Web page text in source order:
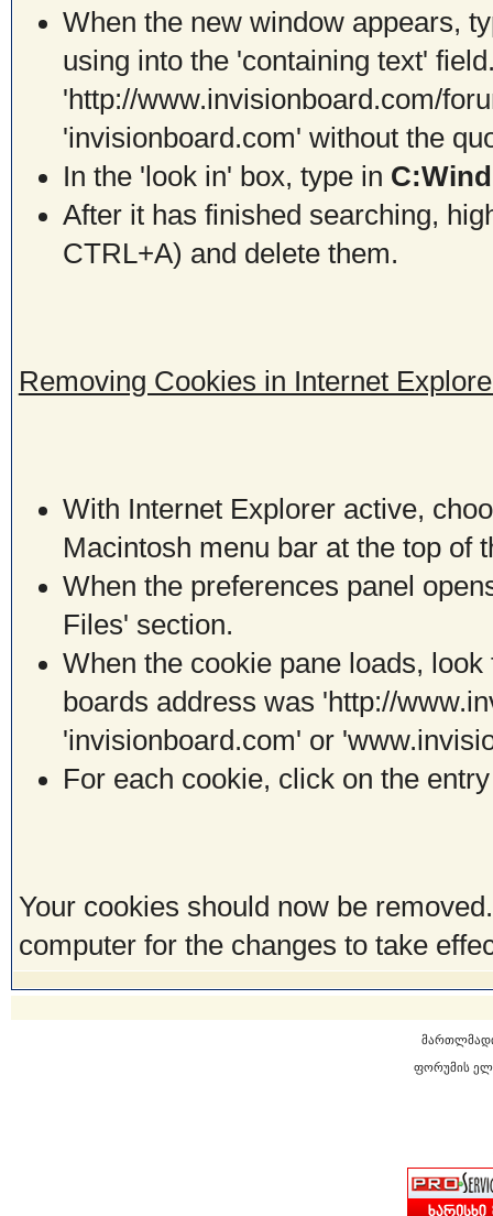
When the new window appears,
using into the 'containing text'
'http://www.invisionboard.com/
'invisionboard.com' without the
In the 'look in' box, type in
After it has finished searching,
CTRL+A) and delete them.
Removing Cookies in Internet
With Internet Explorer active,
Macintosh menu bar at the top of
When the preferences panel
Files' section.
When the cookie pane loads,
boards address was 'http://
'invisionboard.com' or
For each cookie, click on the
Your cookies should now be
computer for the changes to take
ფორუმის